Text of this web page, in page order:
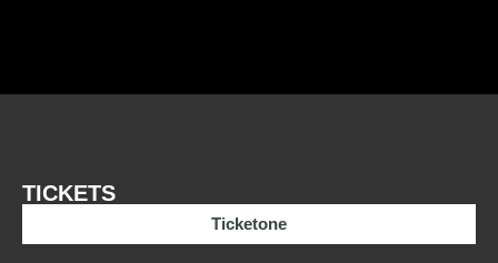
TICKETS
Ticketone